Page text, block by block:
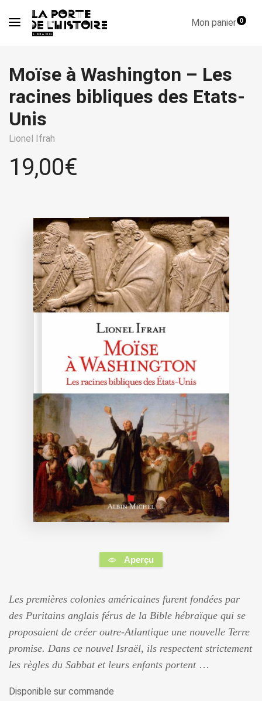
Mon panier0
Moïse à Washington – Les
racines bibliques des Etats-
Unis
Lionel Ifrah
19,00€
Aperçu
Les premières colonies américaines furent fondées par
des Puritains anglais férus de la Bible hébraïque qui se
proposaient de créer outre-Atlantique une nouvelle Terre
promise. Dans ce nouvel Israël, ils respectent strictement
les règles du Sabbat et leurs enfants portent …
Disponible sur commande